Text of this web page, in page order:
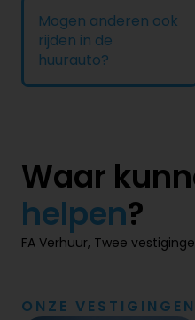
Mogen anderen ook
rijden in de
huurauto?
Waar
helpen​?
FA Verhuur, Twee
ONZE VESTIGINGEN